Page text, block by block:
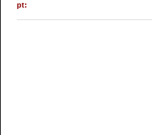
pt: